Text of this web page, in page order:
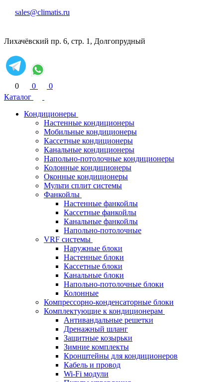
sales@climatis.ru
Лихачёвский пр. 6, стр. 1, Долгопрудный
0 0
0
Каталог
Кондиционеры
Настенные кондиционеры
Мобильные кондиционеры
Кассетные кондиционеры
Канальные кондиционеры
Напольно-потолочные кондиционеры
Колонные кондиционеры
Оконные кондиционеры
Мульти сплит системы
Фанкойлы
Настенные фанкойлы
Кассетные фанкойлы
Канальные фанкойлы
Напольно-потолочные
VRF системы
Наружные блоки
Настенные блоки
Кассетные блоки
Канальные блоки
Напольно-потолочные блоки
Колонные
Компрессорно-конденсаторные блоки
Комплектующие к кондиционерам
Антивандальные решетки
Дренажный шланг
Защитные козырьки
Зимние комплекты
Кронштейны для кондиционеров
Кабель и провод
Wi-Fi модули